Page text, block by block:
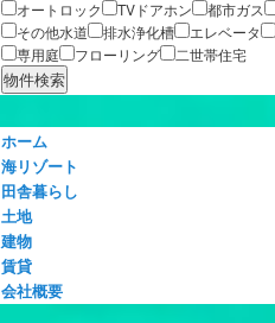
オートロック
TVドアホン 都市ガス
その他水道
排水浄化槽 エレベータ
専用庭
フローリング 二世帯住宅
ホーム
海リゾート
田舎暮らし
土地
建物
賃貸
会社概要